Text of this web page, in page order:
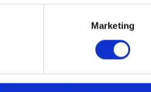
Marketing
Interesse, mit Nutzern zu
Art. 6 Abs. 1 lit. a DS-GVO,